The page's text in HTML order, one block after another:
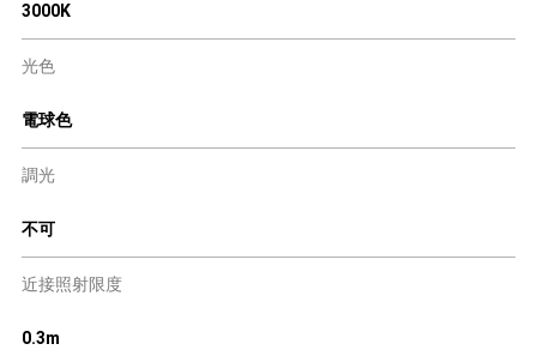
3000K
光色
電球色
調光
不可
近接照射限度
0.3m